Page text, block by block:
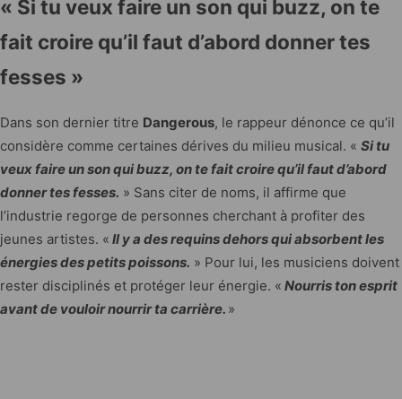
« Si tu veux faire un son qui buzz, on te
fait croire qu’il faut d’abord donner tes
fesses »
Dans son dernier titre Dangerous, le rappeur dénonce ce qu’il
considère comme certaines dérives du milieu musical. « Si tu
veux faire un son qui buzz, on te fait croire qu’il faut d’abord
donner tes fesses. » Sans citer de noms, il affirme que
l’industrie regorge de personnes cherchant à profiter des
jeunes artistes. « Il y a des requins dehors qui absorbent les
énergies des petits poissons. » Pour lui, les musiciens doivent
rester disciplinés et protéger leur énergie. « Nourris ton esprit
avant de vouloir nourrir ta carrière. »